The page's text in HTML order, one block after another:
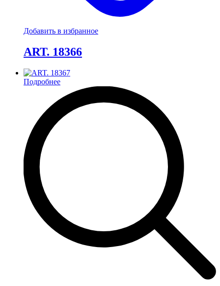
Добавить в избранное
ART. 18366
Подробнее